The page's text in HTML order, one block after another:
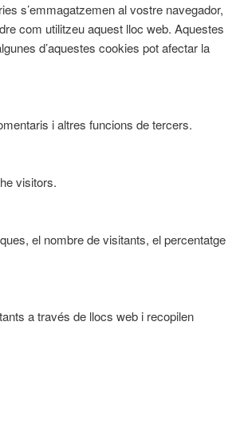
s’emmagatzemen al vostre navegador,
com utilitzeu aquest lloc web. Aquestes
d’aquestes cookies pot afectar la
i altres funcions de tercers.
visitors.
el nombre de visitants, el percentatge
a través de llocs web i recopilen